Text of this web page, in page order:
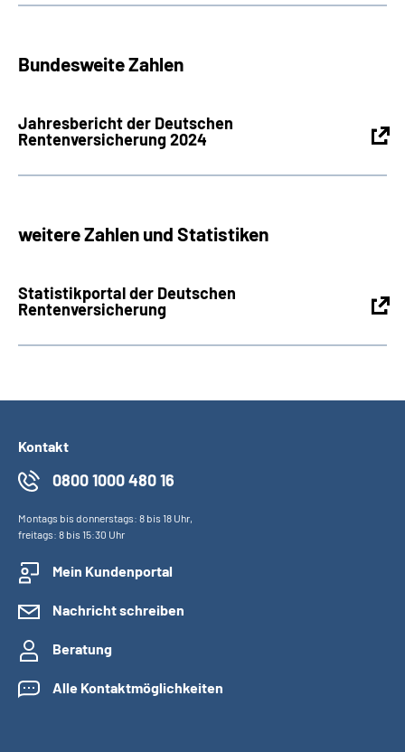
Bundesweite Zahlen
Jahresbericht der Deutschen
Rentenversicherung 2024
weitere Zahlen und Statistiken
Statistikportal der Deutschen
Rentenversicherung
Kontakt
0800 1000 480 16
Montags bis donnerstags: 8 bis 18 Uhr,
freitags: 8 bis 15:30 Uhr
Mein Kundenportal
Nachricht schreiben
Beratung
Alle Kontaktmöglichkeiten